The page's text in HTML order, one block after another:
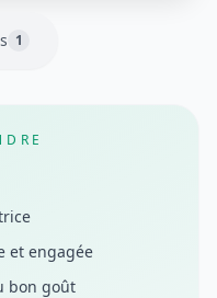
1
et engagée
bon goût